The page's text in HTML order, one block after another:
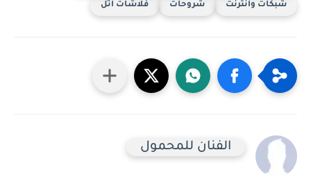
شبكات وانترنت شروحات فلاشات اتل
الفنان للمحمول